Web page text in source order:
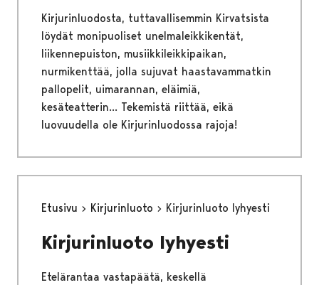
Kirjurinluodosta, tuttavallisemmin Kirvatsista
löydät monipuoliset unelmaleikkikentät,
liikennepuiston, musiikkileikkipaikan,
nurmikenttää, jolla sujuvat haastavammatkin
pallopelit, uimarannan, eläimiä,
kesäteatterin... Tekemistä riittää, eikä
luovuudella ole Kirjurinluodossa rajoja!
Etusivu Kirjurinluoto Kirjurinluoto lyhyesti
Kirjurinluoto lyhyesti
Etelärantaa vastapäätä, keskellä